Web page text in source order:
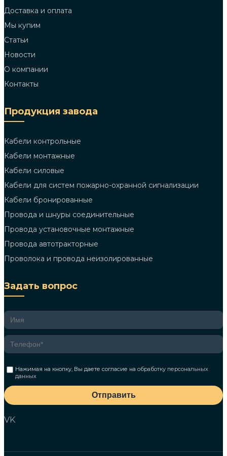
Доставка и оплата
Мы купим
Статьи
Новости
О компании
Контакты
Продукция завода
Кабели контрольные
Кабели монтажные
Кабели силовые
Кабели для систем пожарно-охранной сигнализации
Кабели бронированные
Провода и шнуры соединительные
Провода установочные монтажные
Провода автотракторные
Проволока и провода неизолированные
Задать вопрос
Нажимая на кнопку, Вы даете согласие наобработку персональных
данных
Отправить
VK